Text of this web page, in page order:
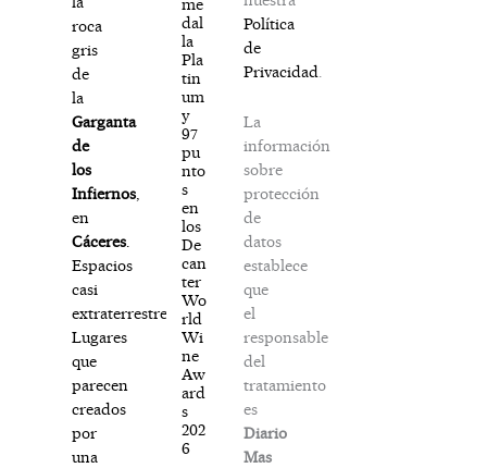
roca
gris
de
la
Garganta
de
los
Infiernos,
en
Cáceres.
Espacios
casi
extraterrestres.
Lugares
que
parecen
creados
por
una
me
dal
la
Pla
tin
um
y
97
pu
nto
s
en
los
De
can
ter
Wo
rld
Wi
ne
Aw
ard
s
202
6
Política
de
Privacidad
La
información
sobre
protección
de
datos
establece
que
el
responsable
del
tratamiento
es
Diario
Mas